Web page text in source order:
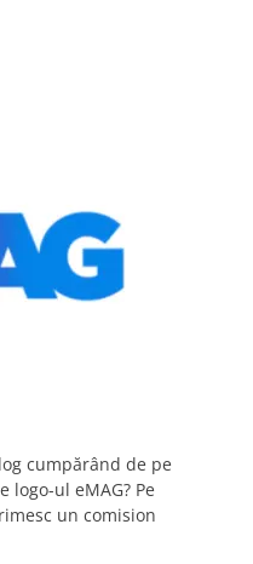
cumpărând de pe
logo-ul eMAG? Pe
un comision